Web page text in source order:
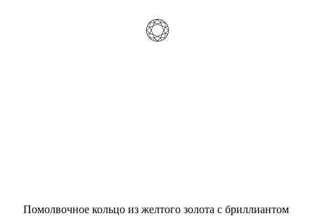
Помолвочное кольцо из желтого золота с бриллиантом